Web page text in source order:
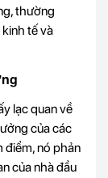
thường
tế và
lạc quan về
của các
điểm, nó phản
của nhà đầu